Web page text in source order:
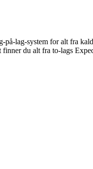
lag-system for alt fra
du alt fra to-lags